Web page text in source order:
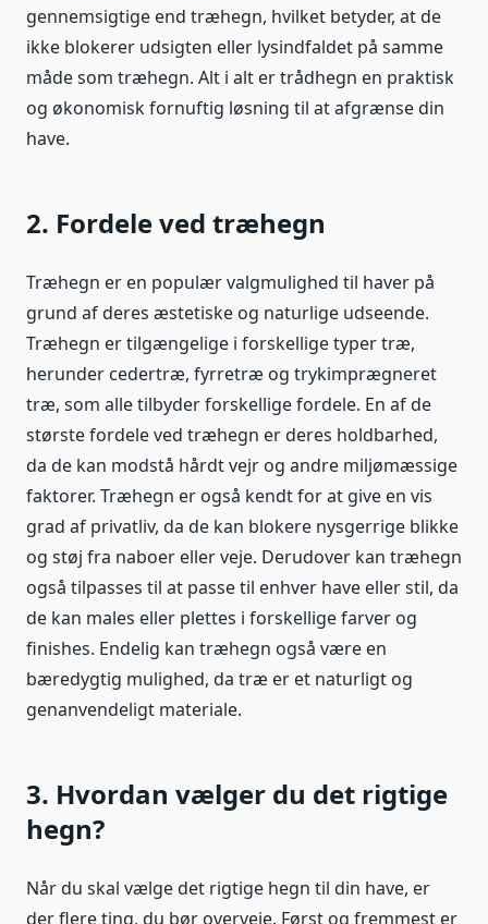
gennemsigtige end træhegn, hvilket betyder, at de
ikke blokerer udsigten eller lysindfaldet på samme
måde som træhegn. Alt i alt er trådhegn en praktisk
og økonomisk fornuftig løsning til at afgrænse din
have.
2. Fordele ved træhegn
Træhegn er en populær valgmulighed til haver på
grund af deres æstetiske og naturlige udseende.
Træhegn er tilgængelige i forskellige typer træ,
herunder cedertræ, fyrretræ og trykimprægneret
træ, som alle tilbyder forskellige fordele. En af de
største fordele ved træhegn er deres holdbarhed,
da de kan modstå hårdt vejr og andre miljømæssige
faktorer. Træhegn er også kendt for at give en vis
grad af privatliv, da de kan blokere nysgerrige blikke
og støj fra naboer eller veje. Derudover kan træhegn
også tilpasses til at passe til enhver have eller stil, da
de kan males eller plettes i forskellige farver og
finishes. Endelig kan træhegn også være en
bæredygtig mulighed, da træ er et naturligt og
genanvendeligt materiale.
3. Hvordan vælger du det rigtige
hegn?
Når du skal vælge det rigtige hegn til din have, er
der flere ting, du bør overveje. Først og fremmest er